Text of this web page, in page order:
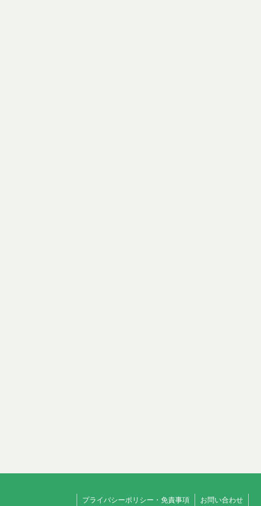
プライバシーポリシー・免責事項 お問い合わせ